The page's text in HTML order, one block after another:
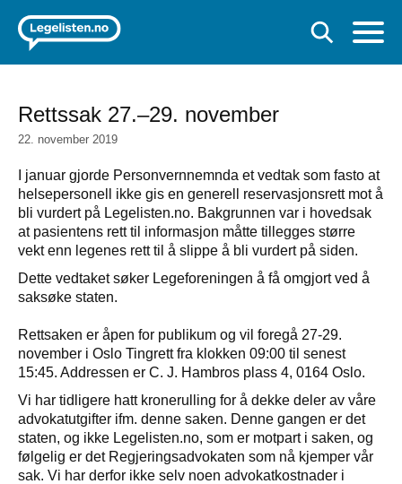
Rettssak 27.–29. november
22. november 2019
I januar gjorde Personvernnemnda et vedtak som fasto at
helsepersonell ikke gis en generell reservasjonsrett mot å
bli vurdert på Legelisten.no. Bakgrunnen var i hovedsak
at pasientens rett til informasjon måtte tillegges større
vekt enn legenes rett til å slippe å bli vurdert på siden.
Dette vedtaket søker Legeforeningen å få omgjort ved å
saksøke staten.
Rettsaken er åpen for publikum og vil foregå 27-29.
november i Oslo Tingrett fra klokken 09:00 til senest
15:45. Addressen er C. J. Hambros plass 4, 0164 Oslo.
Vi har tidligere hatt kronerulling for å dekke deler av våre
advokatutgifter ifm. denne saken. Denne gangen er det
staten, og ikke Legelisten.no, som er motpart i saken, og
følgelig er det Regjeringsadvokaten som nå kjemper vår
sak. Vi har derfor ikke selv noen advokatkostnader i